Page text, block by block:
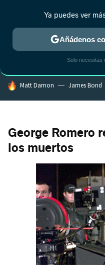
MENÚ
ESTRENOS
HOY SE HABLA DE
Matt Damon James Bond
George Romero
los muertos
Ya puedes ver
Añádenos
Solo necesitas